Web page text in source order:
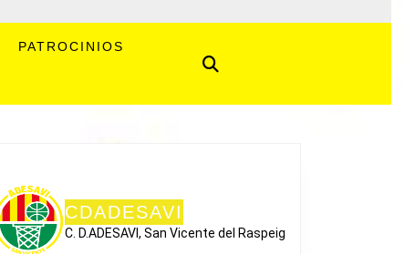
PATROCINIOS
CDADESAVI
C. D.ADESAVI, San Vicente del Raspeig